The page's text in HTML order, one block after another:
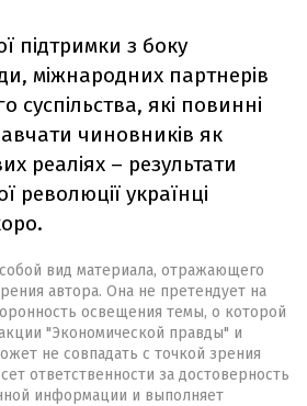
підтримки з боку
міжнародних партнерів
суспільства, які повинні
чиновників як
реаліях – результати
революції українці
вид материала, отражающего
автора. Она не претендует на
освещения темы, о которой
"Экономической правды" и
не совпадать с точкой зрения
ответственности за достоверность
информации и выполняет